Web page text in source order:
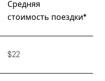
Средняя
стоимость поездки*
$22